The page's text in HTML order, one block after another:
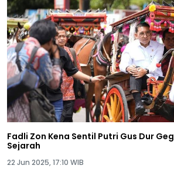
Fadli Zon Kena Sentil Putri Gus Dur
Sejarah
22 Jun 2025, 17:10 WIB